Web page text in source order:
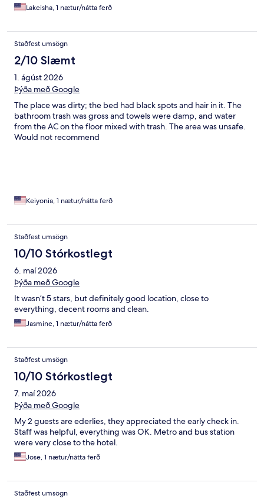
Lakeisha, 1 nætur/nátta ferð
Staðfest umsögn
2/10 Slæmt
1. ágúst 2026
Þýða með Google
The place was dirty; the bed had black spots and hair in it. The
bathroom trash was gross and towels were damp, and water
from the AC on the floor mixed with trash. The area was unsafe.
Would not recommend
Keiyonia, 1 nætur/nátta ferð
Staðfest umsögn
10/10 Stórkostlegt
6. maí 2026
Þýða með Google
It wasn’t 5 stars, but definitely good location, close to
everything, decent rooms and clean.
Jasmine, 1 nætur/nátta ferð
Staðfest umsögn
10/10 Stórkostlegt
7. maí 2026
Þýða með Google
My 2 guests are ederlies, they appreciated the early check in.
Staff was helpful, everything was OK. Metro and bus station
were very close to the hotel.
Jose, 1 nætur/nátta ferð
Staðfest umsögn